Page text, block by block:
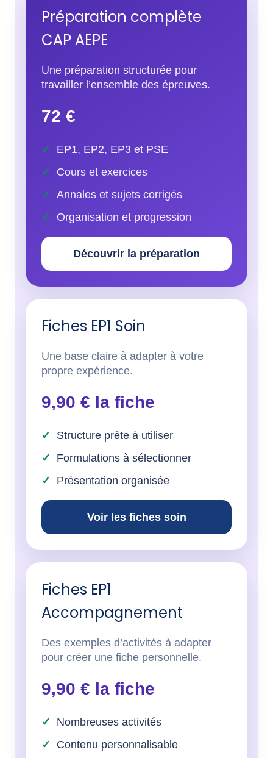
Préparation complète
CAP AEPE
Une préparation structurée pour
travailler l’ensemble des épreuves.
72 €
EP1, EP2, EP3 et PSE
Cours et exercices
Annales et sujets corrigés
Organisation et progression
Découvrir la préparation
Fiches EP1 Soin
Une base claire à adapter à votre
propre expérience.
9,90 € la fiche
Structure prête à utiliser
Formulations à sélectionner
Présentation organisée
Voir les fiches soin
Fiches EP1
Accompagnement
Des exemples d’activités à adapter
pour créer une fiche personnelle.
9,90 € la fiche
Nombreuses activités
Contenu personnalisable